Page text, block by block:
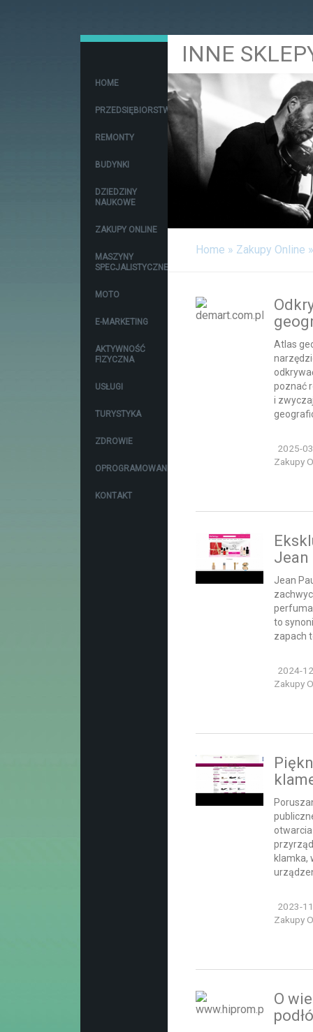
HOME
PRZEDSIĘBIORSTWA
REMONTY
BUDYNKI
DZIEDZINY
NAUKOWE
ZAKUPY ONLINE
MASZYNY
SPECJALISTYCZNE
MOTO
E-MARKETING
AKTYWNOŚĆ
FIZYCZNA
USŁUGI
TURYSTYKA
ZDROWIE
OPROGRAMOWANIE
KONTAKT
INNE
Home » Zakupy Online
Atlas
poznać
i
2025-
Zakupy
Jean
Jean
to
zapach
2024-
Zakupy
klamka,
2023-
Zakupy
O